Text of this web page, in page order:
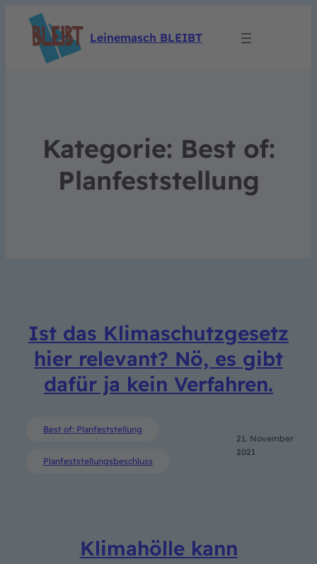
Leinemasch BLEIBT
Kategorie: Best of:
Planfeststellung
Ist das Klimaschutzgesetz
hier relevant? Nö, es gibt
dafür ja kein Verfahren.
Best of: Planfeststellung
Planfeststellungsbeschluss
21. November
2021
Klimahölle kann